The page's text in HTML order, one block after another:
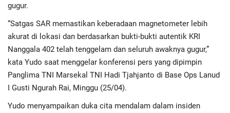
Regional
Pendidikan
Ekonomi
Olahraga
gugur.
“Satgas SAR memastikan keberadaan magnetometer lebih
akurat di lokasi dan berdasarkan bukti-bukti autentik KRI
Nanggala 402 telah tenggelam dan seluruh awaknya gugur,”
kata Yudo saat menggelar konferensi pers yang dipimpin
Panglima TNI Marsekal TNI Hadi Tjahjanto di Base Ops Lanud
I Gusti Ngurah Rai, Minggu (25/04).
Yudo menyampaikan duka cita mendalam dalam insiden